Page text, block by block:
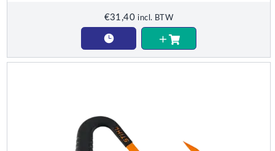
€31,40 incl. BTW